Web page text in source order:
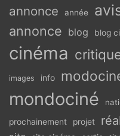
annonce année
annonce blog blog
cinéma
images info
mondociné
prochainement projet